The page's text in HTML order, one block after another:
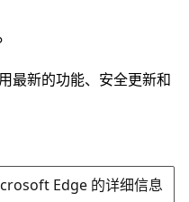
最新的功能、安全更新和
Edge 的详细信息